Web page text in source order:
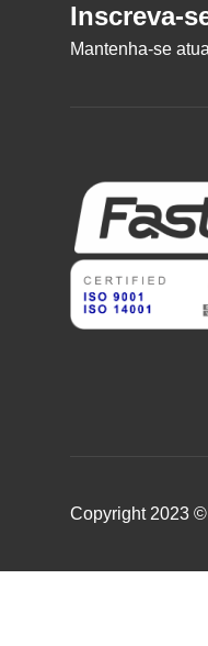
Inscreva-
Mantenha-se
Copyright 2023 ©